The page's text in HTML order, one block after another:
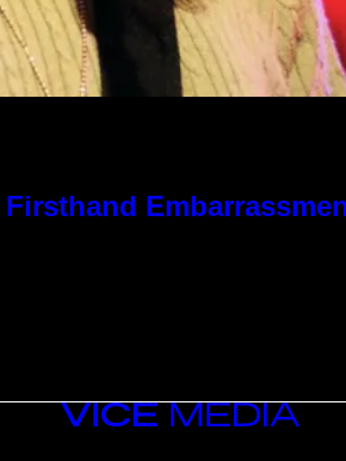
VICE
MEDIA